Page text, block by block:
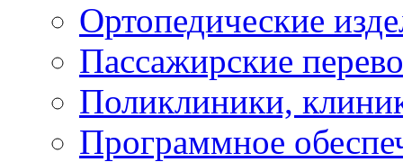
Ортопедические
Пассажирские
Поликлиники,
Программное